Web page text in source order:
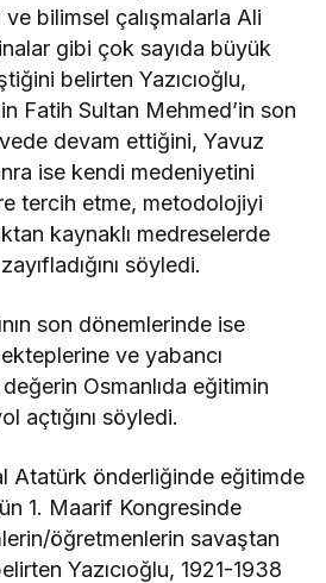
bilimsel çalışmalarla Ali
gibi çok sayıda büyük
belirten Yazıcıoğlu,
Fatih Sultan Mehmed’in son
devam ettiğini, Yavuz
ise kendi medeniyetini
tercih etme, metodolojiyi
kaynaklı medreselerde
söyledi.
son dönemlerinde ise
ve yabancı
Osmanlıda eğitimin
açtığını söyledi.
Atatürk önderliğinde eğitimde
1. Maarif Kongresinde
öğretmenlerin savaştan
Yazıcıoğlu, 1921-1938